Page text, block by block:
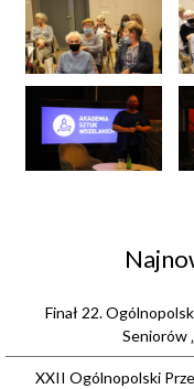
Finał 22.
Seniorów
XXII Ogólnopolski